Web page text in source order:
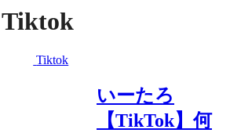
Tiktok
Tiktok
いーたろ
【TikTok】何